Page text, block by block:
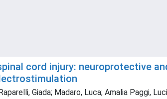
cord injury: neuroprotective
Giada; Madaro, Luca; Amalia Paggi,